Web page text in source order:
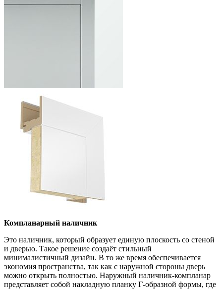
Компланарный наличник
Это наличник, который образует единую плоскость со стеной
и дверью. Такое решение создаёт стильный
минималистичный дизайн. В то же время обеспечивается
экономия пространства, так как с наружной стороны дверь
можно открыть полностью. Наружный наличник-компланар
представляет собой накладную планку Г-образной формы, где